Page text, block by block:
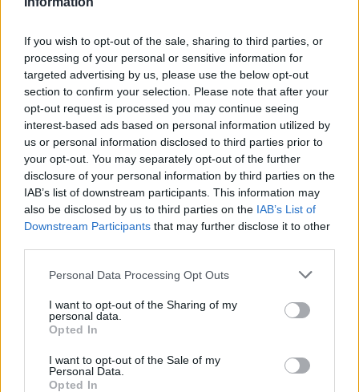
If you wish to opt-out of the sale, sharing to third parties, or
processing of your personal or sensitive information for
targeted advertising by us, please use the below opt-out
section to confirm your selection. Please note that after your
opt-out request is processed you may continue seeing
interest-based ads based on personal information utilized by
us or personal information disclosed to third parties prior to
your opt-out. You may separately opt-out of the further
disclosure of your personal information by third parties on the
IAB’s list of downstream participants. This information may
also be disclosed by us to third parties on the IAB’s List of
Downstream Participants that may further disclose it to other
Personal Data Processing Opt Outs
I want to opt-out of the Sharing of my
personal data.
Opted In
I want to opt-out of the Sale of my
Personal Data.
Opted In
zsebpénz